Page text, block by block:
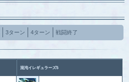
3ターン 4ターン 戦闘終了
混沌イレギュラーズ5